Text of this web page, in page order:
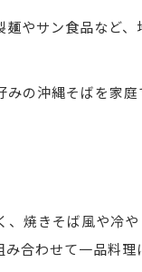
やサン食品など
の沖縄そばを家
焼きそば風や冷
合わせて一品料